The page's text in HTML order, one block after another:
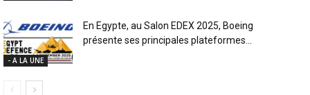
- A LA UNE
En Egypte, au Salon EDEX 2025, Boeing
présente ses principales plateformes...